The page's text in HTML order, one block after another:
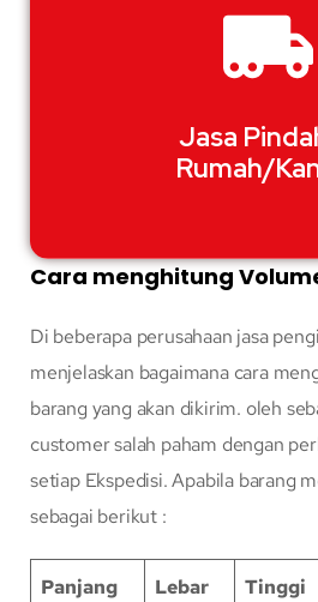
Jasa
Rumah/
Cara menghitung
Di beberapa perusahaan jasa
menjelaskan bagaimana cara
barang yang akan dikirim. oleh
customer salah paham dengan
setiap Ekspedisi. Apabila barang
sebagai berikut :
Panjang Lebar Tinggi